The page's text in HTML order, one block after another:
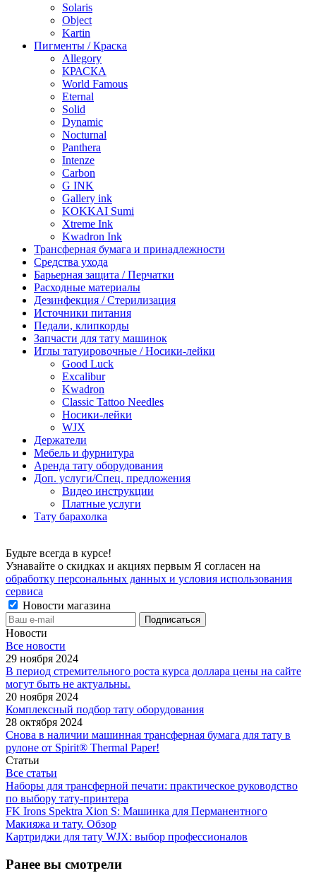
Solaris
Object
Kartin
Пигменты / Краска
Allegory
КРАСКА
World Famous
Eternal
Solid
Dynamic
Nocturnal
Panthera
Intenze
Carbon
G INK
Gallery ink
KOKKAI Sumi
Xtreme Ink
Kwadron Ink
Трансферная бумага и принадлежности
Средства ухода
Барьерная защита / Перчатки
Расходные материалы
Дезинфекция / Стерилизация
Источники питания
Педали, клипкорды
Запчасти для тату машинок
Иглы татуировочные / Носики-лейки
Good Luck
Excalibur
Kwadron
Classic Tattoo Needles
Носики-лейки
WJX
Держатели
Мебель и фурнитура
Аренда тату оборудования
Доп. услуги/Спец. предложения
Видео инструкции
Платные услуги
Тату барахолка
Будьте всегда в курсе!
Узнавайте о скидках и акциях первым Я согласен на
обработку персональных данных и условия использования
сервиса
Новости магазина
Новости
Все новости
29 ноября 2024
В период стремительного роста курса доллара цены на сайте
могут быть не актуальны.
20 ноября 2024
Комплексный подбор тату оборудования
28 октября 2024
Снова в наличии машинная трансферная бумага для тату в
рулоне от Spirit® Thermal Paper!
Статьи
Все статьи
Наборы для трансферной печати: практическое руководство
по выбору тату‑принтера
FK Irons Spektra Xion S: Машинка для Перманентного
Макияжа и тату. Обзор
Картриджи для тату WJX: выбор профессионалов
Ранее вы смотрели